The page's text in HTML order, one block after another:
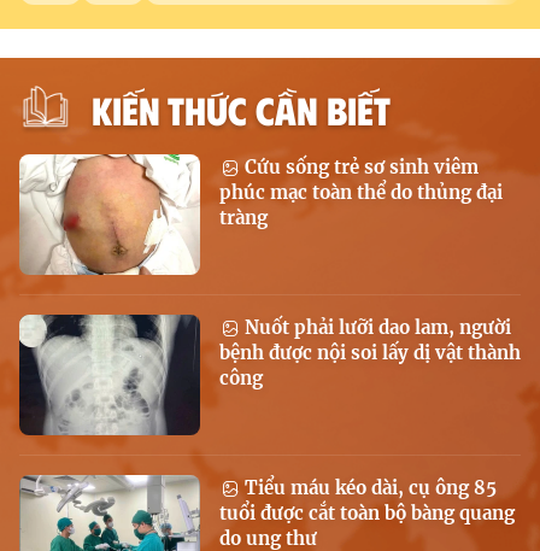
KIẾN THỨC CẦN BIẾT
Cứu sống trẻ sơ sinh viêm
phúc mạc toàn thể do thủng đại
tràng
Nuốt phải lưỡi dao lam, người
bệnh được nội soi lấy dị vật thành
công
Tiểu máu kéo dài, cụ ông 85
tuổi được cắt toàn bộ bàng quang
do ung thư